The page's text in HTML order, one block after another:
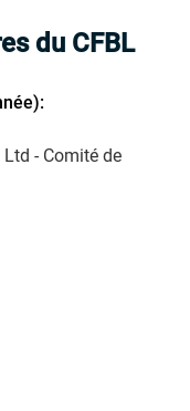
du CFBL
- Comité de